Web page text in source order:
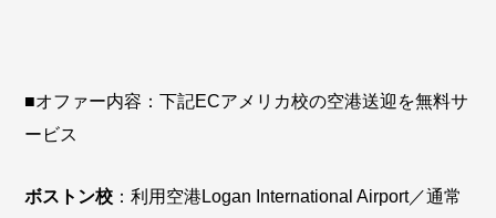
■オファー内容：下記ECアメリカ校の空港送迎を無料サ
ービス
ボストン校 ：利用空港Logan International Airport／通常